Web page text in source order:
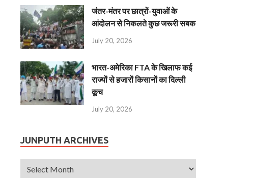
जंतर-मंतर पर छात्रों-युवाओं के
आंदोलन से निकलते कुछ जरूरी सबक
July 20, 2026
भारत-अमेरिका FTA के खिलाफ कई
राज्यों से हजारों किसानों का दिल्ली
कूच
July 20, 2026
JUNPUTH ARCHIVES